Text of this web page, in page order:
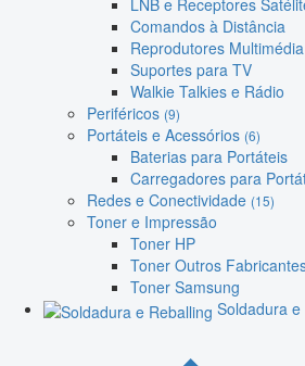
LNB e Receptores
Comandos à Distância
Reprodutores Multimédia
Suportes para TV
Walkie Talkies e Rádio
Periféricos (9)
Portáteis e Acessórios (6)
Baterias para Portáteis
Carregadores para
Redes e Conectividade (15)
Toner e Impressão
Toner HP
Toner Outros
Toner Samsung
Soldadura e